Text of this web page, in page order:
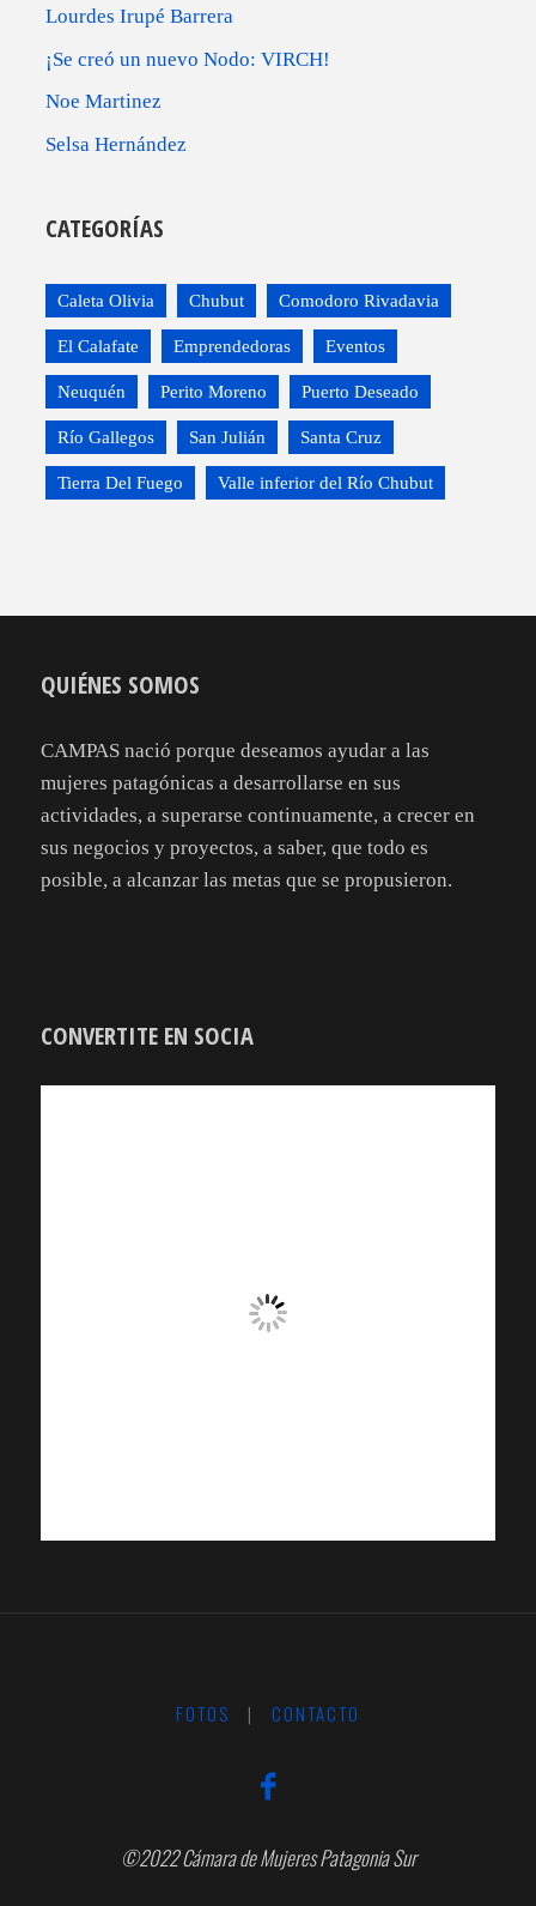
Lourdes Irupé Barrera
¡Se creó un nuevo Nodo: VIRCH!
Noe Martinez
Selsa Hernández
CATEGORÍAS
Caleta Olivia Chubut Comodoro Rivadavia
El Calafate Emprendedoras Eventos
Neuquén Perito Moreno Puerto Deseado
Río Gallegos San Julián Santa Cruz
Tierra Del Fuego Valle inferior del Río Chubut
QUIÉNES SOMOS
CAMPAS nació porque deseamos ayudar a las
mujeres patagónicas a desarrollarse en sus
actividades, a superarse continuamente, a crecer en
sus negocios y proyectos, a saber, que todo es
posible, a alcanzar las metas que se propusieron.
CONVERTITE EN SOCIA
FOTOS | CONTACTO
©2022 Cámara de Mujeres Patagonia Sur